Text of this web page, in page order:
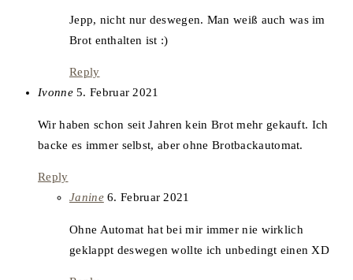
Jepp, nicht nur deswegen. Man weiß auch was im
Brot enthalten ist :)
Reply
Ivonnesays:
5. Februar 2021
Wir haben schon seit Jahren kein Brot mehr gekauft. Ich
backe es immer selbst, aber ohne Brotbackautomat.
Reply
Janinesays:
6. Februar 2021
Ohne Automat hat bei mir immer nie wirklich
geklappt deswegen wollte ich unbedingt einen XD